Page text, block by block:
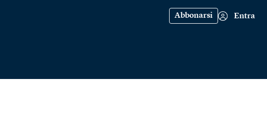
Abbonarsi Entra